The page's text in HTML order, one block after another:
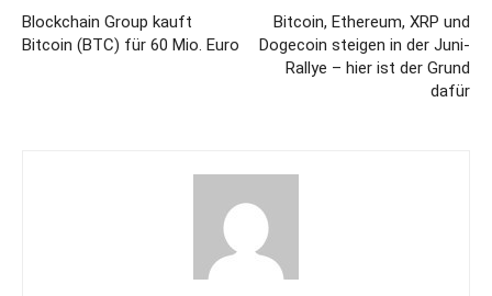
Blockchain Group kauft
Bitcoin (BTC) für 60 Mio. Euro
Bitcoin, Ethereum, XRP und
Dogecoin steigen in der Juni-
Rallye – hier ist der Grund
dafür